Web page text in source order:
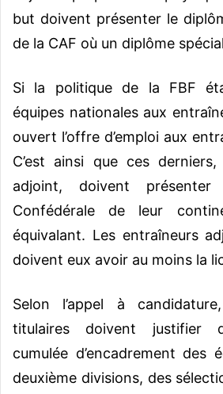
but doivent présenter le
de la CAF où un diplôme
Si la politique de la FBF
équipes nationales aux
ouvert l’offre d’emploi aux
C’est ainsi que ces
adjoint, doivent
Confédérale de leur
équivalant. Les entraîneurs
doivent eux avoir au moins la
Selon l’appel à
titulaires doivent justifier
cumulée d’encadrement des
deuxième divisions, des